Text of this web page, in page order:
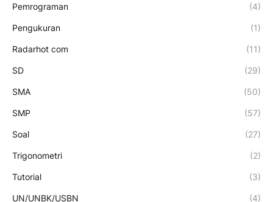
Pemrograman (4)
Pengukuran (1)
Radarhot com (11)
SD (29)
SMA (50)
SMP (57)
Soal (27)
Trigonometri (2)
Tutorial (3)
UN/UNBK/USBN (4)